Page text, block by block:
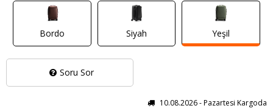
Soru Sor
Bordo Siyah Yeşil
10.08.2026 - Pazartesi Kargoda